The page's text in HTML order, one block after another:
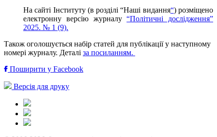
На сайті Інституту (в розділі “Наші видання“) розміщено
електронну версію журналу“Політичні дослідження”
2025. № 1 (9).
Також оголошується набір статей для публікації у наступному
номері журналу. Деталі за посиланням.
Поширити у Facebook
Версія для друку